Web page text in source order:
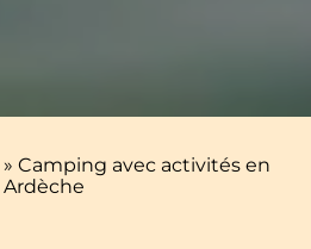
» Camping avec activités en
Ardèche